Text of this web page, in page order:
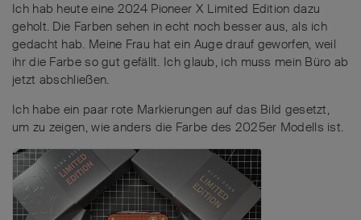
Ich hab heute eine 2024 Pioneer X Limited Edition dazu
geholt. Die Farben sehen in echt noch besser aus, als ich
gedacht hab. Meine Frau hat ein Auge drauf geworfen, weil
ihr die Farbe so gut gefällt. Ich glaub, ich muss mein Büro ab
jetzt abschließen.
Ich habe ein paar rote Markierungen auf das Bild gesetzt,
um zu zeigen, wie anders die Farbe des 2025er Modells ist.